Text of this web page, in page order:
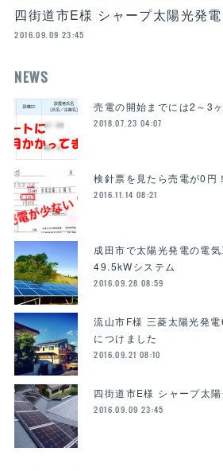
四街道市E様 シャープ太陽光発
2016.09.09 23:45
NEWS
売電の開始までには2～3
2018.07.23 04:07
検針票を見たら売電が0円
2016.11.14 08:21
成田市で太陽光発電の電
49.5kWシステム
2016.09.28 08:59
流山市F様 三菱太陽光発
につけました
2016.09.21 08:10
四街道市E様 シャープ太
2016.09.09 23:45